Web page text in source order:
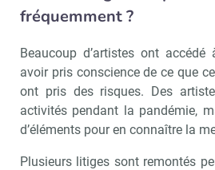
fréquemment ?
Beaucoup d’artistes ont accédé
avoir pris conscience de ce que
ont pris des risques. Des
activités pendant la pandémie,
d’éléments pour en connaître la
Plusieurs litiges sont remontés